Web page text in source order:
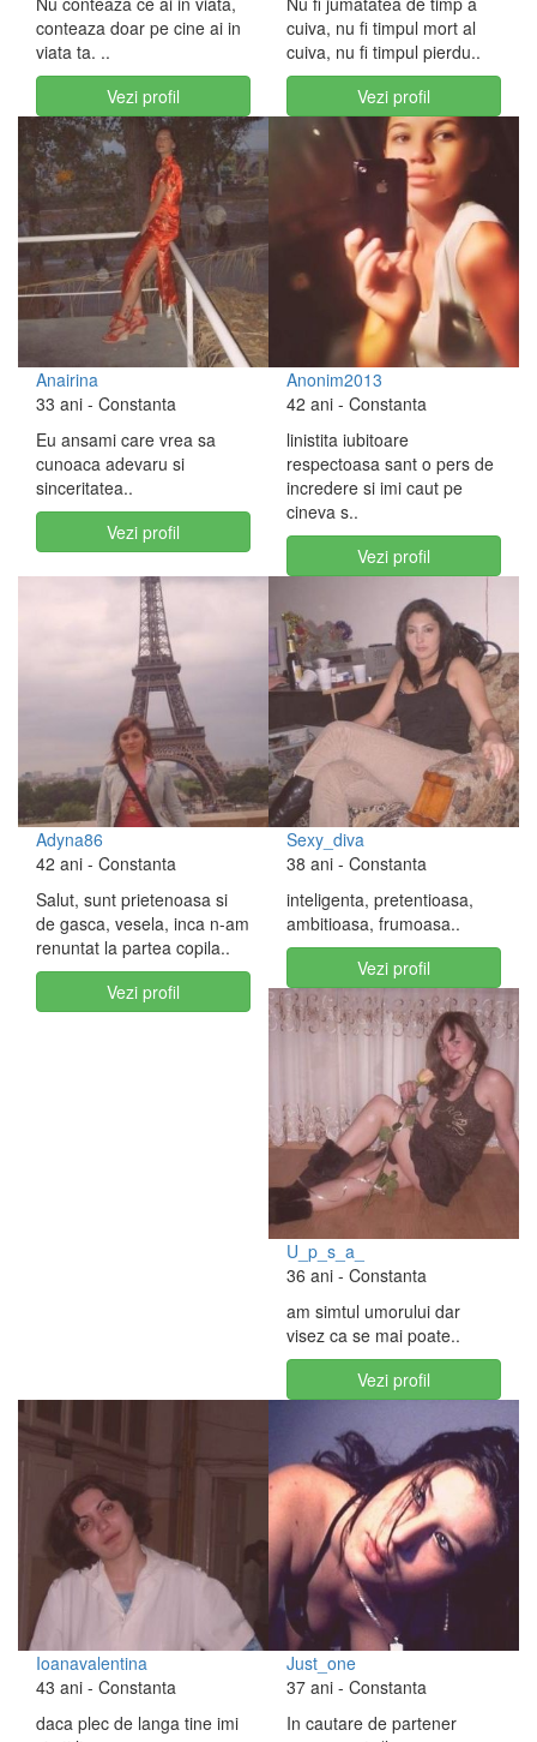
conteaza doar pe cine ai in
viata ta. ..
Vezi profil
cuiva, nu fi timpul mort al
cuiva, nu fi timpul pierdu..
Vezi profil
Anairina
33 ani - Constanta
Eu ansami care vrea sa
cunoaca adevaru si
sinceritatea..
Vezi profil
Anonim2013
42 ani - Constanta
linistita iubitoare
respectoasa sant o pers de
incredere si imi caut pe
cineva s..
Vezi profil
Adyna86
42 ani - Constanta
Salut, sunt prietenoasa si
de gasca, vesela, inca n-am
renuntat la partea copila..
Vezi profil
Sexy_diva
38 ani - Constanta
inteligenta, pretentioasa,
ambitioasa, frumoasa..
Vezi profil
U_p_s_a_
36 ani - Constanta
am simtul umorului dar
visez ca se mai poate..
Vezi profil
Ioanavalentina
43 ani - Constanta
daca plec de langa tine imi
Just_one
37 ani - Constanta
In cautare de partener